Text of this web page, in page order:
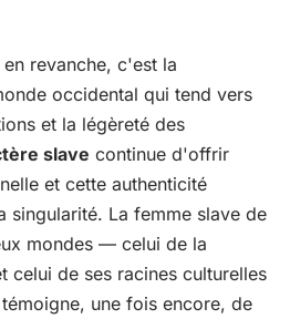
revanche, c'est la
occidental qui tend vers
et la légèreté des
slave continue d'offrir
et cette authenticité
singularité. La femme slave de
mondes — celui de la
celui de ses racines culturelles
une fois encore, de